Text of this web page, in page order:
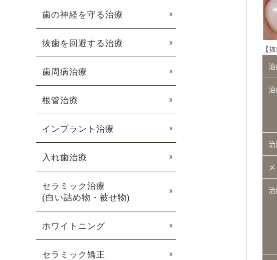
歯の神経を守る治療
抜歯を回避する治療
歯周病治療
根管治療
インプラント治療
入れ歯治療
セラミック治療
(白い詰め物・被せ物)
ホワイトニング
セラミック矯正
【